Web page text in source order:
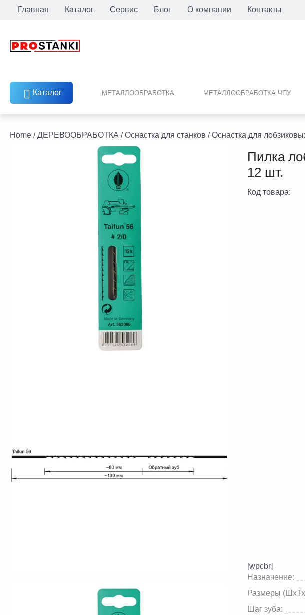
Перейти
Главная Каталог Сервис Блог О компании Контакты
Каталог МЕТАЛЛООБРАБОТКА МЕТАЛЛООБРАБОТКА ЧПУ
Home /ДЕРЕВООБРАБОТКА /Оснастка для станков /Оснастка для
Пилка
12 шт.
Код товара:
[wpcbr]
Назначение:
Размеры
Шаг зуба: